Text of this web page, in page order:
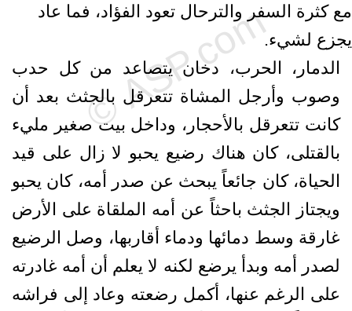
مع كثرة السفر والترحال تعود الفؤاد، فما عاد
يجزع لشيء.
الدمار، الحرب، دخان يتصاعد من كل حدب
وصوب وأرجل المشاة تتعرقل بالجثث بعد أن
كانت تتعرقل بالأحجار، وداخل بيت صغير مليء
بالقتلى، كان هناك رضيع يحبو لا زال على قيد
الحياة، كان جائعاً يبحث عن صدر أمه، كان يحبو
ويجتاز الجثث باحثاً عن أمه الملقاة على الأرض
غارقة وسط دمائها ودماء أقاربها، وصل الرضيع
لصدر أمه وبدأ يرضع لكنه لا يعلم أن أمه غادرته
على الرغم عنها، أكمل رضعته وعاد إلى فراشه